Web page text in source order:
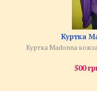
Куртка
Куртка Madonna
500